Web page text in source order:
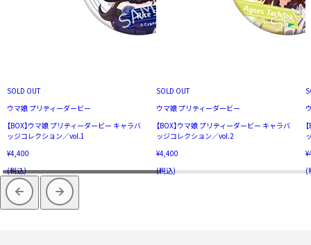
SOLD OUT
ウマ娘 プリティーダービー
【BOX】ウマ娘 プリティーダービー キャラバ
ッジコレクション／vol.1
¥4,400
(税込)
SOLD OUT
ウマ娘 プリティーダービー
【BOX】ウマ娘 プリティーダービー キャラバ
ッジコレクション／vol.2
¥4,400
(税込)
(